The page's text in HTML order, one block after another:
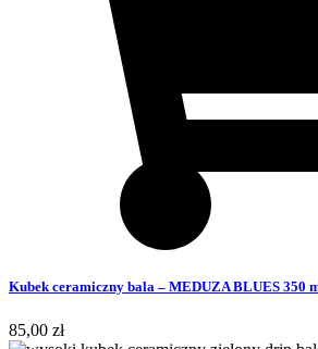
Kubek ceramiczny bala – MEDUZA BLUES 350
85,00 zł